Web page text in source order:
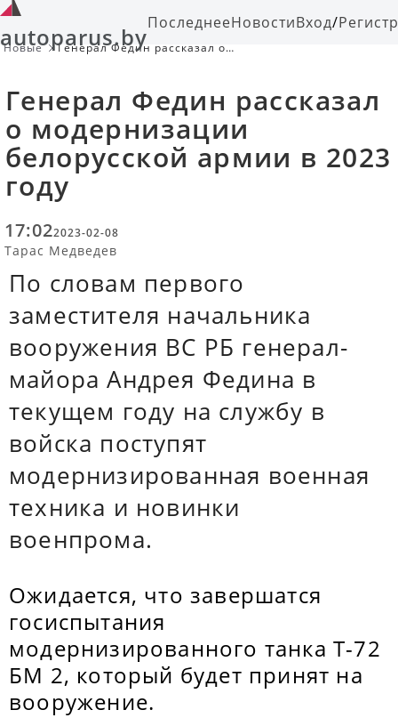
autoparus.byПоследнееНовостиВход/
Новые
Генерал Федин рассказал о
Генерал Федин рассказал
о модернизации
белорусской армии в 2023
году
17:022023-02-08
Тарас Медведев
По словам первого
заместителя начальника
вооружения ВС РБ генерал-
майора Андрея Федина в
текущем году на службу в
войска поступят
модернизированная военная
техника и новинки
военпрома.
Ожидается, что завершатся
госиспытания
модернизированного танка Т-72
БМ 2, который будет принят на
вооружение.